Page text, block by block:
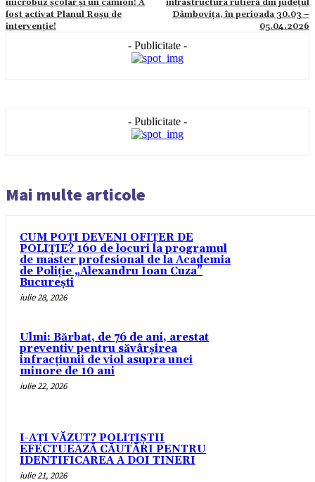
microbuz școlar și un camion! A
fost activat Planul Roșu de
intervenție!
infrastructura rutieră din județul
Dâmbovița, în perioada 30.03 –
05.04.2026
- Publicitate -
- Publicitate -
Mai multe articole
CUM POȚI DEVENI OFIȚER DE
POLIȚIE? 160 de locuri la programul
de master profesional de la Academia
de Poliție „Alexandru Ioan Cuza”
București
iulie 28, 2026
Ulmi: Bărbat, de 76 de ani, arestat
preventiv pentru săvârșirea
infracțiunii de viol asupra unei
minore de 10 ani
iulie 22, 2026
I-AȚI VĂZUT? POLIȚIȘTII
EFECTUEAZĂ CĂUTĂRI PENTRU
IDENTIFICAREA A DOI TINERI
iulie 21, 2026